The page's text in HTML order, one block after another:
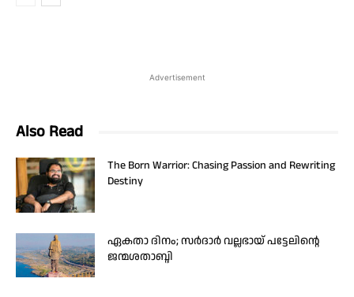
Advertisement
Also Read
The Born Warrior: Chasing Passion and Rewriting
Destiny
ഏകതാ ദിനം; സർദാർ വല്ലഭായ് പട്ടേലിന്റെ
ജന്മശതാബ്ദി